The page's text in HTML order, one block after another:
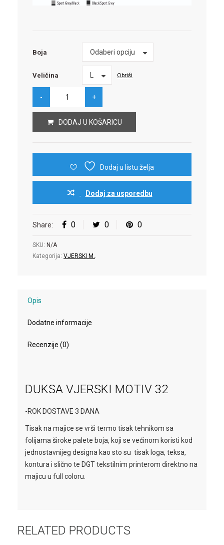
Boja Odaberi opciju
Boja
Veličina L
Veličina Obriši
DODAJ U KOŠARICU
Dodaj u listu želja
Dodaj za usporedbu
Share: 0 0 0
SKU: N/A
Kategorija: VJERSKI M..
Opis
Dodatne informacije
Recenzije (0)
DUKSA VJERSKI MOTIV 32
-ROK DOSTAVE 3 DANA
Tisak na majice se vrši termo tisak tehnikom sa
folijama široke palete boja, koji se većinom koristi kod
jednostavnijeg designa kao sto su tisak loga, teksa,
kontura i slično te DGT tekstilnim printerom direktno na
majicu u full coloru.
RELATED PRODUCTS